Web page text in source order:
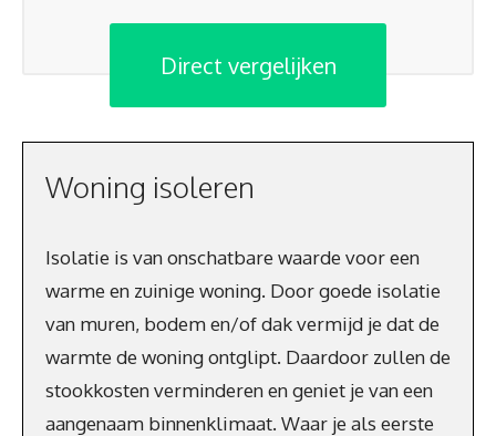
Direct vergelijken
Woning isoleren
Isolatie is van onschatbare waarde voor een
warme en zuinige woning. Door goede isolatie
van muren, bodem en/of dak vermijd je dat de
warmte de woning ontglipt. Daardoor zullen de
stookkosten verminderen en geniet je van een
aangenaam binnenklimaat. Waar je als eerste